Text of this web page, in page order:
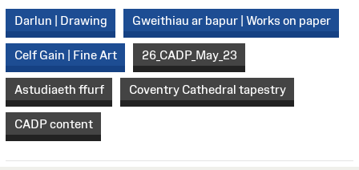
Darlun | Drawing
Gweithiau ar bapur | Works on paper
Celf Gain | Fine Art 26_CADP_May_23
Astudiaeth ffurf Coventry Cathedral tapestry
CADP content